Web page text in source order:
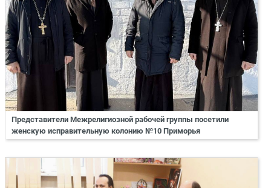
Представители Межрелигиозной рабочей группы посетили
женскую исправительную колонию №10 Приморья